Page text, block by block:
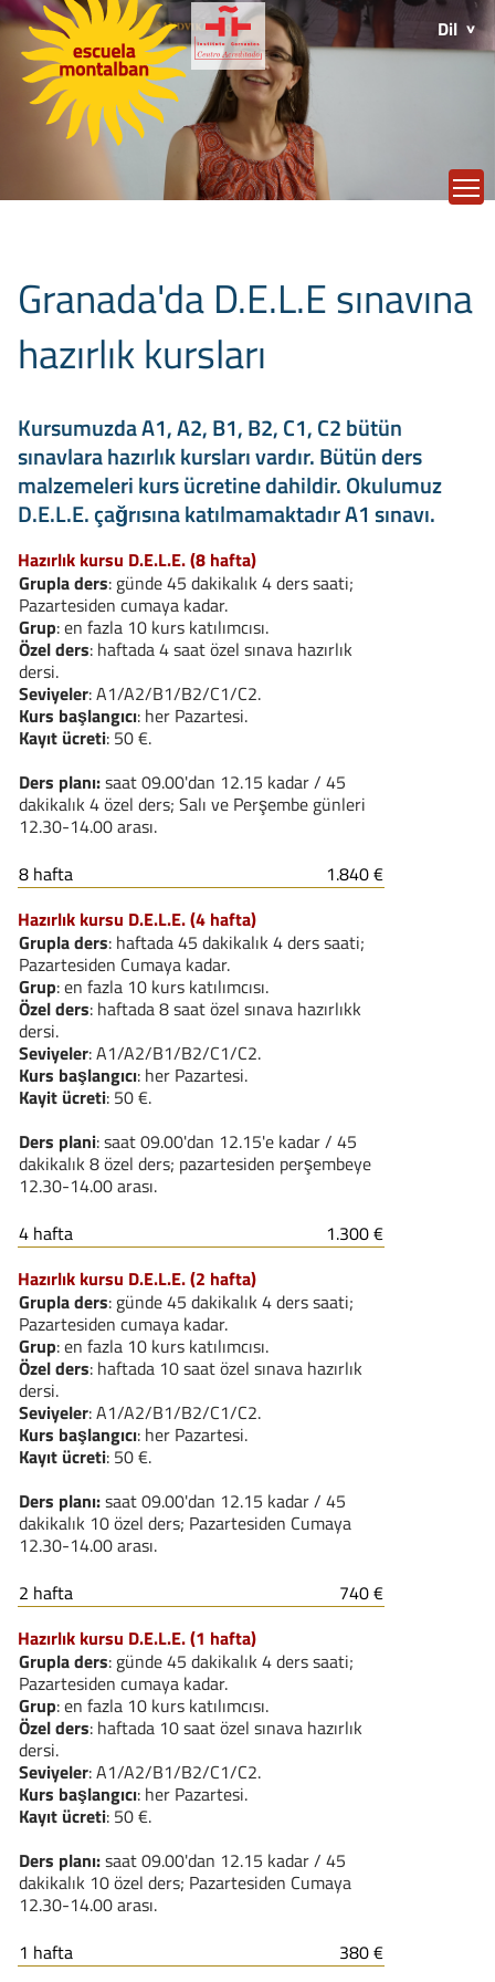
Dil
Granada'da D.E.L.E sınavına
hazırlık kursları
Kursumuzda A1, A2, B1, B2, C1, C2 bütün
sınavlara hazırlık kursları vardır. Bütün ders
malzemeleri kurs ücretine dahildir. Okulumuz
D.E.L.E. çağrısına katılmamaktadır A1 sınavı.
Hazırlık kursu D.E.L.E. (8 hafta)
Grupla ders: günde 45 dakikalık 4 ders saati;
Pazartesiden cumaya kadar.
Grup: en fazla 10 kurs katılımcısı.
Özel ders: haftada 4 saat özel sınava hazırlık
dersi.
Seviyeler: A1/A2/B1/B2/C1/C2.
Kurs başlangıcı: her Pazartesi.
Kayıt ücreti: 50 €.
Ders planı:saat 09.00'dan 12.15 kadar / 45
dakikalık 4 özel ders; Salı ve Perşembe günleri
12.30-14.00 arası.
8 hafta
1.840 €
Hazırlık kursu D.E.L.E. (4 hafta)
Grupla ders: haftada 45 dakikalık 4 ders saati;
Pazartesiden Cumaya kadar.
Grup: en fazla 10 kurs katılımcısı.
Özel ders: haftada 8 saat özel sınava hazırlıkk
dersi.
Seviyeler: A1/A2/B1/B2/C1/C2.
Kurs başlangıcı: her Pazartesi.
Kayit ücreti: 50 €.
Ders plani: saat 09.00'dan 12.15'e kadar / 45
dakikalık 8 özel ders; pazartesiden perşembeye
12.30-14.00 arası.
4 hafta
1.300 €
Hazırlık kursu D.E.L.E. (2 hafta)
Grupla ders: günde 45 dakikalık 4 ders saati;
Pazartesiden cumaya kadar.
Grup: en fazla 10 kurs katılımcısı.
Özel ders: haftada 10 saat özel sınava hazırlık
dersi.
Seviyeler: A1/A2/B1/B2/C1/C2.
Kurs başlangıcı: her Pazartesi.
Kayıt ücreti: 50 €.
Ders planı:saat 09.00'dan 12.15 kadar / 45
dakikalık 10 özel ders; Pazartesiden Cumaya
12.30-14.00 arası.
2 hafta
740 €
Hazırlık kursu D.E.L.E. (1 hafta)
Grupla ders: günde 45 dakikalık 4 ders saati;
Pazartesiden cumaya kadar.
Grup: en fazla 10 kurs katılımcısı.
Özel ders: haftada 10 saat özel sınava hazırlık
dersi.
Seviyeler: A1/A2/B1/B2/C1/C2.
Kurs başlangıcı: her Pazartesi.
Kayıt ücreti: 50 €.
Ders planı:saat 09.00'dan 12.15 kadar / 45
dakikalık 10 özel ders; Pazartesiden Cumaya
12.30-14.00 arası.
1 hafta
380 €